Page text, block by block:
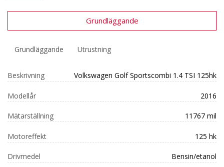
Grundläggande
Grundläggande Utrustning
Beskrivning Volkswagen Golf Sportscombi 1.4 TSI 125hk
Modellår 2016
Mätarställning 11767 mil
Motoreffekt 125 hk
Drivmedel Bensin/etanol